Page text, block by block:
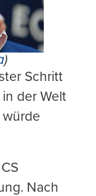
)
Schritt
der Welt
Nach